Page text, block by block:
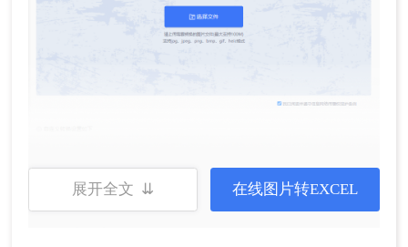
2、自定义输出格式设置
展开全文 ⇊ 在线图片转EXCEL